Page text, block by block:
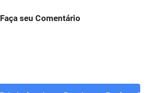
Faça seu Comentário